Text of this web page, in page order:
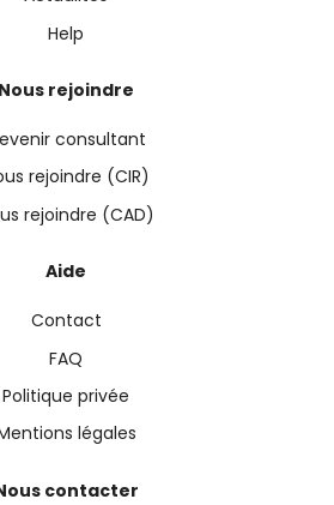
Help
Nous rejoindre
consultant
rejoindre (CIR)
rejoindre (CAD)
Aide
Contact
FAQ
Politique privée
légales
contacter